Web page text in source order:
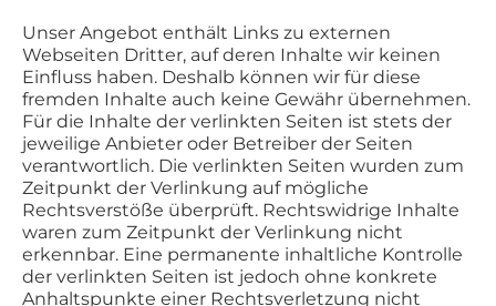
Unser Angebot enthält Links zu externen
Webseiten Dritter, auf deren Inhalte wir keinen
Einfluss haben. Deshalb können wir für diese
fremden Inhalte auch keine Gewähr übernehmen.
Für die Inhalte der verlinkten Seiten ist stets der
jeweilige Anbieter oder Betreiber der Seiten
verantwortlich. Die verlinkten Seiten wurden zum
Zeitpunkt der Verlinkung auf mögliche
Rechtsverstöße überprüft. Rechtswidrige Inhalte
waren zum Zeitpunkt der Verlinkung nicht
erkennbar. Eine permanente inhaltliche Kontrolle
der verlinkten Seiten ist jedoch ohne konkrete
Anhaltspunkte einer Rechtsverletzung nicht